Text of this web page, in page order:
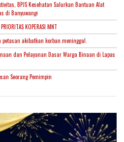
BPJS Kesehatan Salurkan Bantuan Alat
di Banyuwangi
KOPERASI MNT
akibatkan korban meninggal.
dan Pelayanan Dasar Warga Binaan di Lapas
Seorang Pemimpin